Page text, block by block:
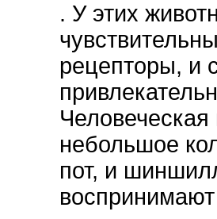
. У этих
рецепторы, и
небольшое
пот, и
воспринимают